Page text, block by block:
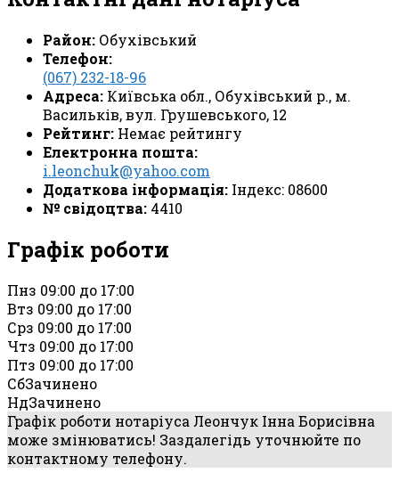
Район: Обухівський
Телефон:
(067) 232-18-96
Адреса: Київська обл., Обухівський р., м.
Васильків, вул. Грушевського, 12
Рейтинг: Немає рейтингу
Електронна пошта:
i.leonchuk@yahoo.com
Додаткова інформація: Індекс: 08600
№ свідоцтва: 4410
Графік роботи
Пнз 09:00 до 17:00
Втз 09:00 до 17:00
Срз 09:00 до 17:00
Чтз 09:00 до 17:00
Птз 09:00 до 17:00
СбЗачинено
НдЗачинено
Графік роботи нотаріуса Леончук Інна Борисівна
може змінюватись! Заздалегідь уточнюйте по
контактному телефону.